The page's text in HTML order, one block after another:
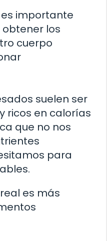
importante
los
cuerpo
suelen ser
ricos en calorías
que no nos
para
es más